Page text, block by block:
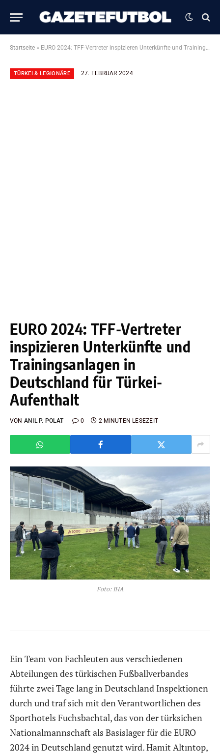
Startseite » EURO 2024: TFF-Vertreter inspizieren Unterkünfte und Trainingsanlagen in Deutschland für Türkei-Aufenthalt
TÜRKEI & LEGIONÄRE 27. FEBRUAR 2024
EURO 2024: TFF-Vertreter
inspizieren Unterkünfte und
Trainingsanlagen in
Deutschland für Türkei-
Aufenthalt
VON ANIL P. POLAT 0 2 MINUTEN LESEZEIT
Foto: IHA
Ein Team von Fachleuten aus verschiedenen
Abteilungen des türkischen Fußballverbandes
führte zwei Tage lang in Deutschland Inspektionen
durch und traf sich mit den Verantwortlichen des
Sporthotels Fuchsbachtal, das von der türksichen
Nationalmannschaft als Basislager für die EURO
2024 in Deutschland genutzt wird. Hamit Altıntop,